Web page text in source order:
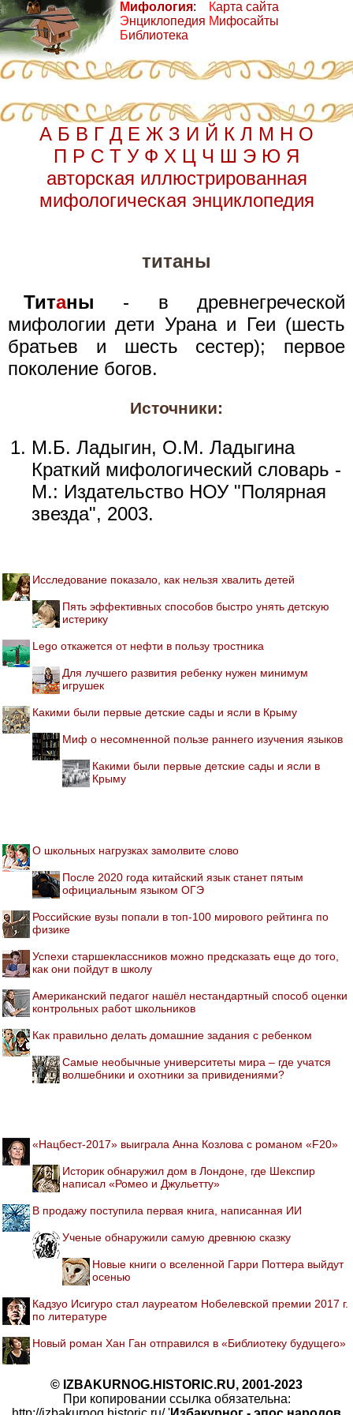
Мифология:
Энциклопедия
Библиотека
Карта сайта
Мифосайты
А Б В Г Д Е Ж З И Й К Л М Н О
П Р С Т У Ф Х Ц Ч Ш Э Ю Я
авторская иллюстрированная
мифологическая энциклопедия
титаны
Титаны - в древнегреческой
мифологии дети Урана и Геи (шесть
братьев и шесть сестер); первое
поколение богов.
Источники:
М.Б. Ладыгин, О.М. Ладыгина
Краткий мифологический словарь -
М.: Издательство НОУ "Полярная
звезда", 2003.
Исследование показало, как нельзя хвалить детей
Пять эффективных способов быстро унять детскую
истерику
Lego откажется от нефти в пользу тростника
Для лучшего развития ребенку нужен минимум
игрушек
Какими были первые детские сады и ясли в Крыму
Миф о несомненной пользе раннего изучения языков
Какими были первые детские сады и ясли в
Крыму
О школьных нагрузках замолвите слово
После 2020 года китайский язык станет пятым
официальным языком ОГЭ
Российские вузы попали в топ-100 мирового рейтинга по
физике
Успехи старшеклассников можно предсказать еще до того,
как они пойдут в школу
Американский педагог нашёл нестандартный способ оценки
контрольных работ школьников
Как правильно делать домашние задания с ребенком
Самые необычные университеты мира – где учатся
волшебники и охотники за привидениями?
«Нацбест-2017» выиграла Анна Козлова с романом «F20»
Историк обнаружил дом в Лондоне, где Шекспир
написал «Ромео и Джульетту»
В продажу поступила первая книга, написанная ИИ
Ученые обнаружили самую древнюю сказку
Новые книги о вселенной Гарри Поттера выйдут
осенью
Кадзуо Исигуро стал лауреатом Нобелевской премии 2017 г.
по литературе
Новый роман Хан Ган отправился в «Библиотеку будущего»
© IZBAKURNOG.HISTORIC.RU, 2001-2023
При копировании ссылка обязательна: